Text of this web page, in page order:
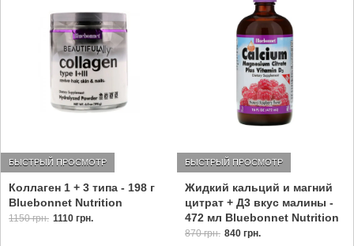
Коллаген 1 + 3 типа - 198 г
Bluebonnet Nutrition
БЫСТРЫЙ ПРОСМОТР
1150 грн. 1110 грн.
Жидкий кальций и магний
цитрат + Д3 вкус малины -
472 мл Bluebonnet Nutrition
БЫСТРЫЙ ПРОСМОТР
870 грн. 840 грн.